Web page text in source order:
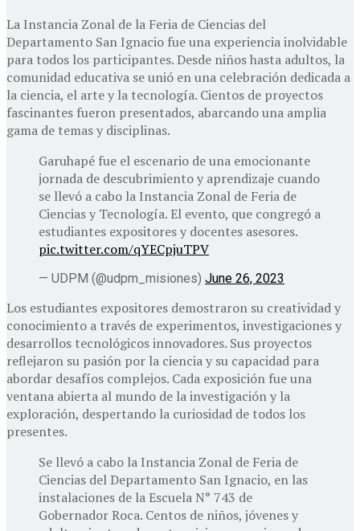
La Instancia Zonal de la Feria de Ciencias del
Departamento San Ignacio fue una experiencia inolvidable
para todos los participantes. Desde niños hasta adultos, la
comunidad educativa se unió en una celebración dedicada a
la ciencia, el arte y la tecnología. Cientos de proyectos
fascinantes fueron presentados, abarcando una amplia
gama de temas y disciplinas.
Garuhapé fue el escenario de una emocionante
jornada de descubrimiento y aprendizaje cuando
se llevó a cabo la Instancia Zonal de Feria de
Ciencias y Tecnología. El evento, que congregó a
estudiantes expositores y docentes asesores.
pic.twitter.com/qYECpjuTPV
— UDPM (@udpm_misiones) June 26, 2023
Los estudiantes expositores demostraron su creatividad y
conocimiento a través de experimentos, investigaciones y
desarrollos tecnológicos innovadores. Sus proyectos
reflejaron su pasión por la ciencia y su capacidad para
abordar desafíos complejos. Cada exposición fue una
ventana abierta al mundo de la investigación y la
exploración, despertando la curiosidad de todos los
presentes.
Se llevó a cabo la Instancia Zonal de Feria de
Ciencias del Departamento San Ignacio, en las
instalaciones de la Escuela N° 743 de
Gobernador Roca. Centos de niños, jóvenes y